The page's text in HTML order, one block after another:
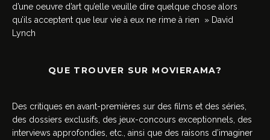
d’une oeuvre d’art qu’elle veuille dire quelque chose alors
qu’ils acceptent que leur vie à eux ne rime à rien » David
Lynch
QUE TROUVER SUR MOVIERAMA?
Des critiques en avant-premières sur des films et des séries,
des dossiers exclusifs, des jeux-concours exceptionnels, des
interviews approfondies, etc., ainsi que des raisons d’imaginer